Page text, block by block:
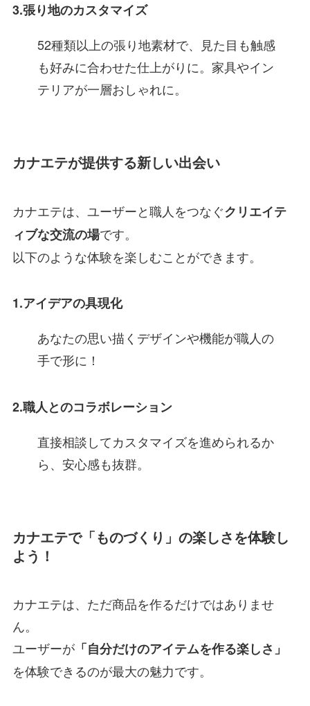
3.張り地のカスタマイズ
52種類以上の張り地素材で、見た目も触感
も好みに合わせた仕上がりに。家具やイン
テリアが一層おしゃれに。
カナエテが提供する新しい出会い
カナエテは、ユーザーと職人をつなぐクリエイテ
ィブな交流の場です。
以下のような体験を楽しむことができます。
1.アイデアの具現化
あなたの思い描くデザインや機能が職人の
手で形に！
2.職人とのコラボレーション
直接相談してカスタマイズを進められるか
ら、安心感も抜群。
カナエテで「ものづくり」の楽しさを体験し
よう！
カナエテは、ただ商品を作るだけではありませ
ん。
ユーザーが「自分だけのアイテムを作る楽しさ」
を体験できるのが最大の魅力です。